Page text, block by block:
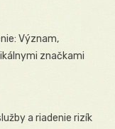
Význam,
značkami
a riadenie rizík